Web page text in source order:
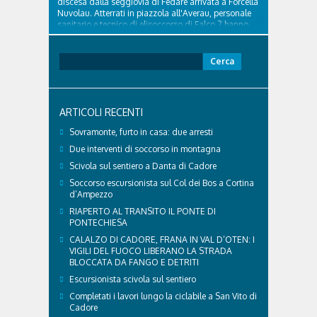
Nuvolau. Atterrati in piazzola all'Averau, personale
sanitario e tecnico di elisoccorso di Falco 2 hanno
raggiunto il 74enne di Teolo...
per:
ARTICOLI RECENTI
Sovramonte, furto in casa: due arresti
Due interventi di soccorso in montagna
Scivola sul sentiero a Danta di Cadore
Soccorso escursionista sul Col dei Bos a Cortina
d’Ampezzo
RIAPERTO AL TRANSITO IL PONTE DI
PONTECHIESA
CALALZO DI CADORE, FRANA IN VAL D’OTEN: I
VIGILI DEL FUOCO LIBERANO LA STRADA
BLOCCATA DA FANGO E DETRITI
Escursionista scivola sul sentiero
Completati i lavori lungo la ciclabile a San Vito di
Cadore